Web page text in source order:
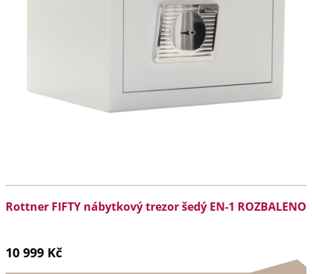
Rottner FIFTY nábytkový trezor šedý EN-1 ROZBALENO
10 999 Kč